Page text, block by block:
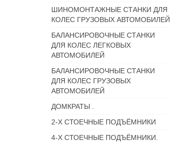
ШИНОМОНТАЖНЫЕ СТАНКИ ДЛЯ
КОЛЕС ГРУЗОВЫХ АВТОМОБИЛЕЙ
БАЛАНСИРОВОЧНЫЕ СТАНКИ
ДЛЯ КОЛЕС ЛЕГКОВЫХ
АВТОМОБИЛЕЙ
БАЛАНСИРОВОЧНЫЕ СТАНКИ
ДЛЯ КОЛЕС ГРУЗОВЫХ
АВТОМОБИЛЕЙ
ДОМКРАТЫ .
2-Х СТОЕЧНЫЕ ПОДЪЁМНИКИ
4-Х СТОЕЧНЫЕ ПОДЪЁМНИКИ.